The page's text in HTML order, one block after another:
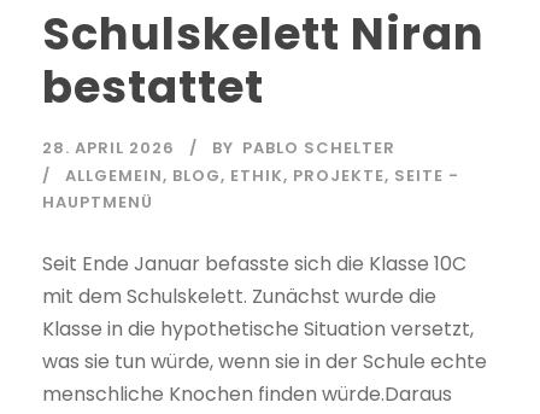
Schulskelett Niran
bestattet
28. APRIL 2026 BY PABLO SCHELTER
ALLGEMEIN, BLOG, ETHIK, PROJEKTE, SEITE -
HAUPTMENÜ
Seit Ende Januar befasste sich die Klasse 10C
mit dem Schulskelett. Zunächst wurde die
Klasse in die hypothetische Situation versetzt,
was sie tun würde, wenn sie in der Schule echte
menschliche Knochen finden würde.Daraus